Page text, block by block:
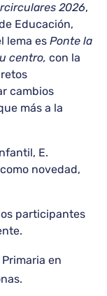
2026,
Educación,
lema es Ponte la
centro, con la
cambios
más a la
E.
novedad,
participantes
en